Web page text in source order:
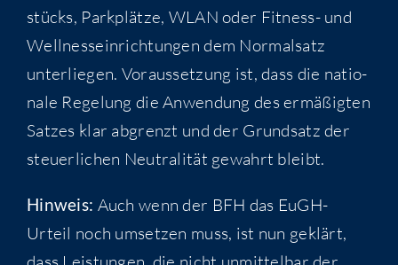
stücks, Park­plät­ze, WLAN oder Fit­ness- und
Well­ness­ein­rich­tun­gen dem Nor­mal­satz
unter­lie­gen. Vor­aus­set­zung ist, dass die natio­
na­le Rege­lung die Anwen­dung des ermä­ßig­ten
Sat­zes klar abgrenzt und der Grund­satz der
steu­er­li­chen Neu­tra­li­tät gewahrt bleibt.
Hin­weis: Auch wenn der BFH das EuGH-
Urteil noch umset­zen muss, ist nun geklärt,